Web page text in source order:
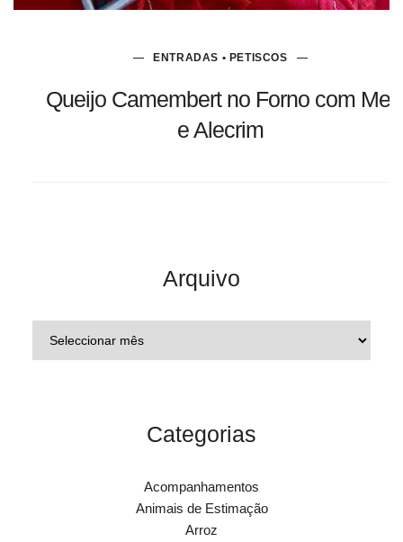
ENTRADAS • PETISCOS
Queijo Camembert no Forno com Mel
e Alecrim
Arquivo
Categorias
Acompanhamentos
Animais de Estimação
Arroz